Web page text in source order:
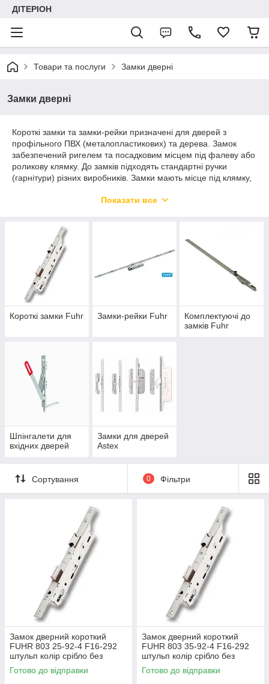
ДІТЕРІОН
Товари та послуги Замки дверні
Замки дверні
Короткі замки та замки-рейки призначені для дверей з
профільного ПВХ (металопластикових) та дерева. Замок
забезпечений ригелем та посадковим місцем під фалеву або
роликову клямку. До замків підходять стандартні ручки
(гарнітури) різних виробників. Замки мають місце під клямку,
Показати все
Короткі замки Fuhr Замки-рейки Fuhr
Комплектуючі до
замків Fuhr
Шпінгалети для
вхідних дверей
Замки для дверей
Astex
Сортування 0 Фільтри
Замок дверний короткий
FUHR 803 25-92-4 F16-292
штульп колір срібло без
засувки
Готово до відправки
Замок дверний короткий
FUHR 803 35-92-4 F16-292
штульп колір срібло без
засувки
Готово до відправки